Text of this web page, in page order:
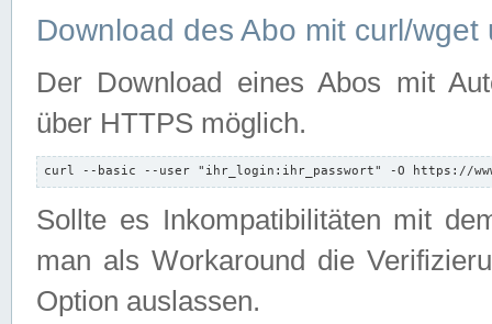
Download des Abo mit curl/
Der Download eines Abos mit
über HTTPS möglich.
curl --basic --user "ihr_login:ihr_passwort" -O https://
Sollte es Inkompatibilitäten mit
man als Workaround die
Option auslassen.